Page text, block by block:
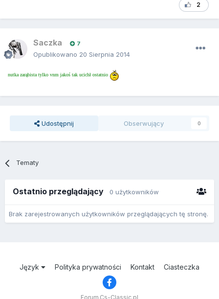
2
Saczka 7
Opublikowano 20 Sierpnia 2014
nutka zarąbista tylko vnm jakoś tak ucichł ostatnio
Udostępnij Obserwujący 0
Tematy
Ostatnio przeglądający 0 użytkowników
Brak zarejestrowanych użytkowników przeglądających tę stronę.
Język Polityka prywatności Kontakt Ciasteczka
Forum.Cs-Classic.pl